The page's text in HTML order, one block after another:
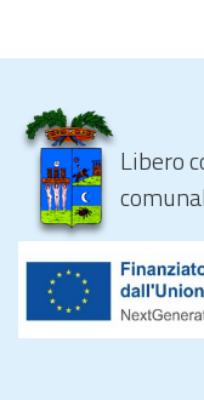
Libero